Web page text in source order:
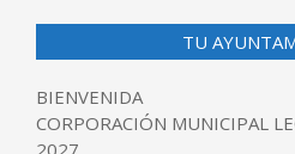
TU
BIENVENIDA
CORPORACIÓN MUNICIPAL
2027